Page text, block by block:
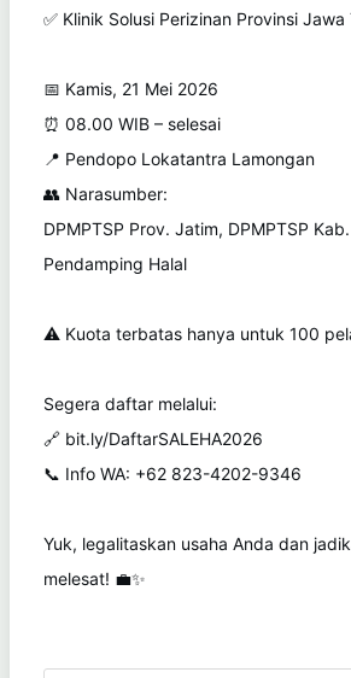
✅ Klinik Solusi Perizinan Provinsi Jawa
📅 Kamis, 21 Mei 2026
⏰ 08.00 WIB – selesai
📍 Pendopo Lokatantra Lamongan
👥 Narasumber:
DPMPTSP Prov. Jatim, DPMPTSP
Pendamping Halal
⚠️ Kuota terbatas hanya untuk 100
Segera daftar melalui:
🔗 bit.ly/DaftarSALEHA2026
📞 Info WA: +62 823-4202-9346
Yuk, legalitaskan usaha Anda dan
melesat! 💼✨